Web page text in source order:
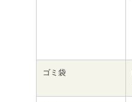
ゴミ袋